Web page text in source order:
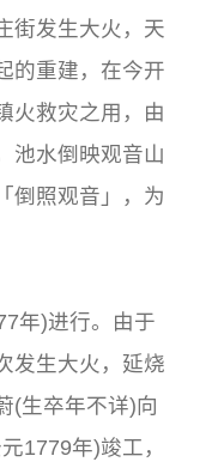
街发生大火，天
的重建，在今开
火救灾之用，由
池水倒映观音山
倒照观音」，为
年)进行。由于
发生大火，延烧
(生卒年不详)向
1779年)竣工，